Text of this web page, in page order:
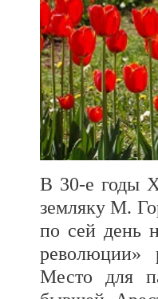
В 30-е годы
земляку М.
по сей день
революции»
Место для